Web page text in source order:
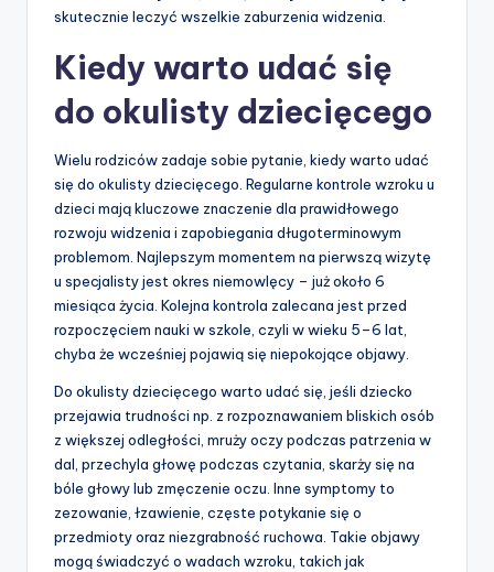
skutecznie leczyć wszelkie zaburzenia widzenia.
Kiedy warto udać się
do okulisty dziecięcego
Wielu rodziców zadaje sobie pytanie, kiedy warto udać
się do okulisty dziecięcego. Regularne kontrole wzroku u
dzieci mają kluczowe znaczenie dla prawidłowego
rozwoju widzenia i zapobiegania długoterminowym
problemom. Najlepszym momentem na pierwszą wizytę
u specjalisty jest okres niemowlęcy – już około 6
miesiąca życia. Kolejna kontrola zalecana jest przed
rozpoczęciem nauki w szkole, czyli w wieku 5–6 lat,
chyba że wcześniej pojawią się niepokojące objawy.
Do okulisty dziecięcego warto udać się, jeśli dziecko
przejawia trudności np. z rozpoznawaniem bliskich osób
z większej odległości, mruży oczy podczas patrzenia w
dal, przechyla głowę podczas czytania, skarży się na
bóle głowy lub zmęczenie oczu. Inne symptomy to
zezowanie, łzawienie, częste potykanie się o
przedmioty oraz niezgrabność ruchowa. Takie objawy
mogą świadczyć o wadach wzroku, takich jak